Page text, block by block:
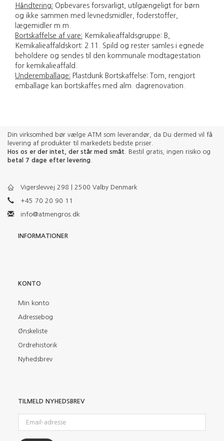
Håndtering: Opbevares forsvarligt, utilgængeligt for børn
og ikke sammen med levnedsmidler, foderstoffer,
lægemidler m.m.
Bortskaffelse af vare: Kemikalieaffaldsgruppe: B,
Kemikalieaffaldskort: 2.11. Spild og rester samles i egnede
beholdere og sendes til den kommunale modtagestation
for kemikalieaffald.
Underemballage: Plastdunk Bortskaffelse: Tom, rengjort
emballage kan bortskaffes med alm. dagrenovation.
Din virksomhed bør vælge ATM som leverandør, da Du dermed vil få
levering af produkter til markedets bedste priser.
Hos os er der intet, der står med småt . Bestil gratis, ingen risiko og
betal 7 dage efter levering
Vigerslevvej 298 | 2500 Valby Denmark
+45 70 20 90 11
info@atmengros.dk
INFORMATIONER
KONTO
Min konto
Adressebog
Ønskeliste
Ordrehistorik
Nyhedsbrev
TILMELD NYHEDSBREV
adresse